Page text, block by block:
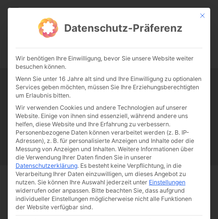
CATHWALK.DE
0:00 -:--
Tag:Adalbert Stifter
Papst Franziskus Ehe Sex Liebe Familie
Katholizismus
Franziskus
50 Jahre Humanae vitae Katholische Kirche
Start Schlagworte Adalbert Stifter
Mit
Datenschutz-Präferenz
Wir benötigen Ihre Einwilligung, bevor Sie unsere Website weiter
besuchen können.
Wenn Sie unter 16 Jahre alt sind und Ihre Einwilligung zu optionalen
Services geben möchten, müssen Sie Ihre Erziehungsberechtigten
um Erlaubnis bitten.
Wir verwenden Cookies und andere Technologien auf unserer
Website. Einige von ihnen sind essenziell, während andere uns
helfen, diese Website und Ihre Erfahrung zu verbessern.
Personenbezogene Daten können verarbeitet werden (z. B. IP-
Adressen), z. B. für personalisierte Anzeigen und Inhalte oder die
Messung von Anzeigen und Inhalten. Weitere Informationen über
die Verwendung Ihrer Daten finden Sie in unserer
Datenschutzerklärung. Es besteht keine Verpflichtung, in die
Verarbeitung Ihrer Daten einzuwilligen, um dieses Angebot zu
nutzen. Sie können Ihre Auswahl jederzeit unter Einstellungen
widerrufen oder anpassen. Bitte beachten Sie, dass aufgrund
individueller Einstellungen möglicherweise nicht alle Funktionen
der Website verfügbar sind.